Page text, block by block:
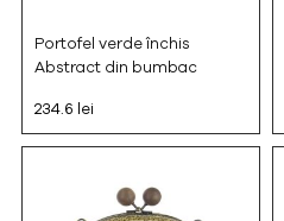
Portofel verde închis
Abstract din bumbac
234.6 lei